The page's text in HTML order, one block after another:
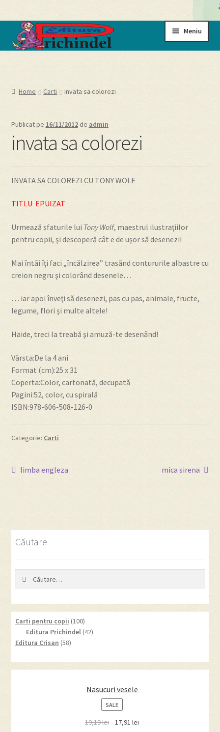
Sari
la
navigare
Sari
la
conținut
Meniu
Cart
Checkout
Despre
Editura Prichindel
Contact
Home Carti invata sa colorezi
Publicat pe 16/11/2012 de admin
invata sa colorezi
INVATA SA COLOREZI CU TONY WOLF
TITLU EPUIZAT
Urmează sfaturile lui Tony Wolf, maestrul ilustraţiilor
pentru copii, şi descoperă cât e de uşor să desenezi!
Mai întâi îţi faci „încălzirea” trasând contururile albastre cu
creion negru şi colorând desenele…
… iar apoi înveţi să desenezi, pas cu pas, animale, fructe,
legume, flori şi multe altele!
Haide, treci la treabă şi amuză-te desenând!
Vârsta:De la 4 ani
Format (cm):25 x 31
Coperta:Color, cartonată, decupată
Pagini:52, color, cu spirală
ISBN:978-606-508-126-0
Categorie: Carti
Navigare
Articolul
limba engleza
Articolul
mica sirena
Căutare
Carti pentru copii 100100
products
Editura Prichindel 4242
Editura Crisan 5858
Nasucuri vesele
SALEPRODUCT
SALE
19,19lei 17,91 lei